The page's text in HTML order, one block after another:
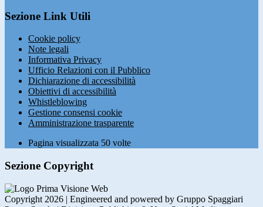
Sezione Link Utili
Cookie policy
Note legali
Informativa Privacy
Ufficio Relazioni con il Pubblico
Dichiarazione di accessibilità
Obiettivi di accessibilità
Whistleblowing
Gestione consensi cookie
Amministrazione trasparente
Pagina visualizzata 50 volte
Sezione Copyright
Copyright 2026 | Engineered and powered by Gruppo Spaggiari